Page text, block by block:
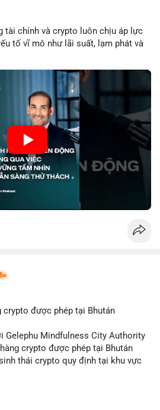
xác nhận xu hướng. Không nên
một giao dịch đơn lẻ, hãy ưu tiên
#tamlycavoi
tài chính và crypto luôn chịu áp lực
tố vĩ mô như lãi suất, lạm phát và
qua giai đoạn không chắc chắn.
với những dao động ngắn hạn, các
tập trung vào nguyên tắc cơ
và kiên持 theo kế hoạch đã định.
rủi ro mà còn tạo điều kiện để
phục hồi.
được phép tại Bhután
Gelephu Mindfulness City Authority
crypto được phép tại Bhután
thái crypto quy định tại khu vực